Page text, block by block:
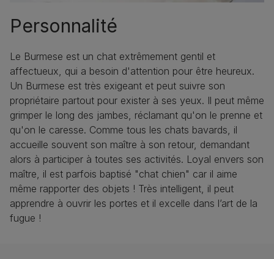
Personnalité
Le Burmese est un chat extrêmement gentil et
affectueux, qui a besoin d'attention pour être heureux.
Un Burmese est très exigeant et peut suivre son
propriétaire partout pour exister à ses yeux. Il peut même
grimper le long des jambes, réclamant qu'on le prenne et
qu'on le caresse. Comme tous les chats bavards, il
accueille souvent son maître à son retour, demandant
alors à participer à toutes ses activités. Loyal envers son
maître, il est parfois baptisé "chat chien" car il aime
même rapporter des objets ! Très intelligent, il peut
apprendre à ouvrir les portes et il excelle dans l’art de la
fugue !